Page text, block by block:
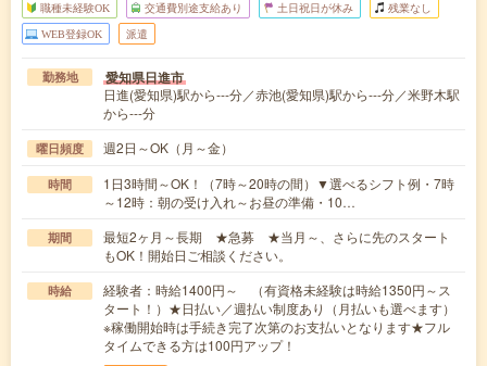
職種未経験OK 交通費別途支給あり 土日祝日が休み 残業なし
WEB登録OK 派遣
勤務地 愛知県日進市
日進(愛知県)駅から---分／赤池(愛知県)駅から---分／米野木駅
から---分
曜日頻度 週2日～OK（月～金）
時間
1日3時間～OK！（7時～20時の間）▼選べるシフト例・7時
～12時：朝の受け入れ～お昼の準備・10…
期間
最短2ヶ月～長期 ★急募 ★当月～、さらに先のスタート
もOK！開始日ご相談ください。
時給
経験者：時給1400円～ （有資格未経験は時給1350円～ス
タート！）★日払い／週払い制度あり（月払いも選べます）
※稼働開始時は手続き完了次第のお支払いとなります★フル
タイムできる方は100円アップ！